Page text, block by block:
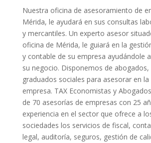
Nuestra oficina de asesoramiento de
Mérida, le ayudará en sus consultas
y mercantiles. Un experto asesor
oficina de Mérida, le guiará en la
y contable de su empresa ayudándole
su negocio. Disponemos de
graduados sociales para asesorar en
empresa. TAX Economistas y
de 70 asesorías de empresas con 25
experiencia en el sector que ofrece a
sociedades los servicios de fiscal,
legal, auditoría, seguros, gestión de